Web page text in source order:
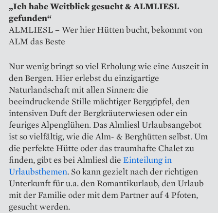
„Ich habe Weitblick gesucht & ALMLIESL
gefunden“
ALMLIESL – Wer hier Hütten bucht, bekommt von
ALM das Beste
Nur wenig bringt so viel Erholung wie eine Auszeit in
den Bergen. Hier erlebst du einzigartige
Naturlandschaft mit allen Sinnen: die
beeindruckende Stille mächtiger Berggipfel, den
intensiven Duft der Bergkräuterwiesen oder ein
feuriges Alpenglühen. Das Almliesl Urlaubsangebot
ist so vielfältig, wie die Alm- & Berghütten selbst. Um
die perfekte Hütte oder das traumhafte Chalet zu
finden, gibt es bei Almliesl die Einteilung in
Urlaubsthemen. So kann gezielt nach der richtigen
Unterkunft für u.a. den Romantikurlaub, den Urlaub
mit der Familie oder mit dem Partner auf 4 Pfoten,
gesucht werden.